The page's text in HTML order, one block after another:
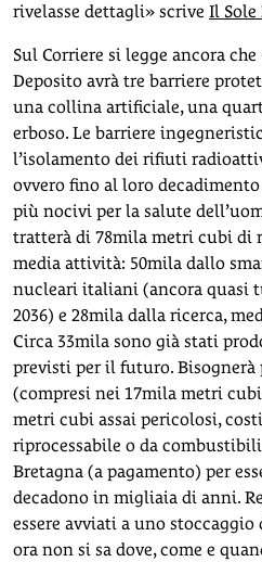
rivelasse dettagli» scrive Il Sole
Sul Corriere si legge ancora
Deposito avrà tre barriere
una collina artificiale, una
erboso. Le barriere
l’isolamento dei rifiuti
ovvero fino al loro
più nocivi per la salute
tratterà di 78mila metri cubi di
media attività: 50mila dallo
nucleari italiani (ancora quasi
2036) e 28mila dalla ricerca,
Circa 33mila sono già stati
previsti per il futuro. Bisognerà
(compresi nei 17mila metri
metri cubi assai pericolosi,
riprocessabile o da
Bretagna (a pagamento) per
decadono in migliaia di anni.
essere avviati a uno
ora non si sa dove, come e